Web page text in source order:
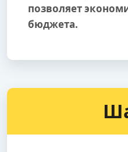
позволяет
бюджета.